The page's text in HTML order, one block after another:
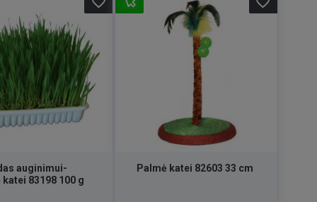
auginimui-
83198 100 g
Palmė katei 82603 33 cm